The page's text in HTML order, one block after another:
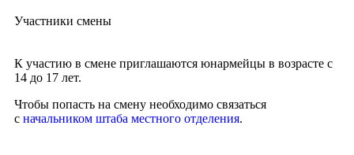
Участники смены
К участию в смене приглашаются юнармейцы в возрасте с
14 до 17 лет.
Чтобы попасть на смену необходимо связаться
с начальником штаба местного отделения.